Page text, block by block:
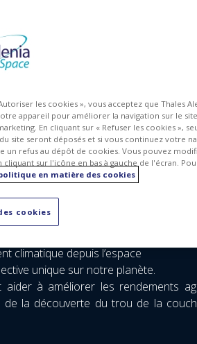
à la Journée Mondiale de la
à l’urgence d’investir davantage
Journée Mondiale de la Terre.
climatique depuis l’espace
unique sur notre planète.
aider à améliorer les rendements
la découverte du trou de la
les cookies », vous acceptez que Thales
appareil pour améliorer la navigation sur le
En cliquant sur « Refuser les cookies »,
site seront déposés et si vous continuez votre
un refus au dépôt de cookies. Vous pouvez
cliquant sur l'icône en bas à gauche de l'écran.
en matière des cookies
cookies